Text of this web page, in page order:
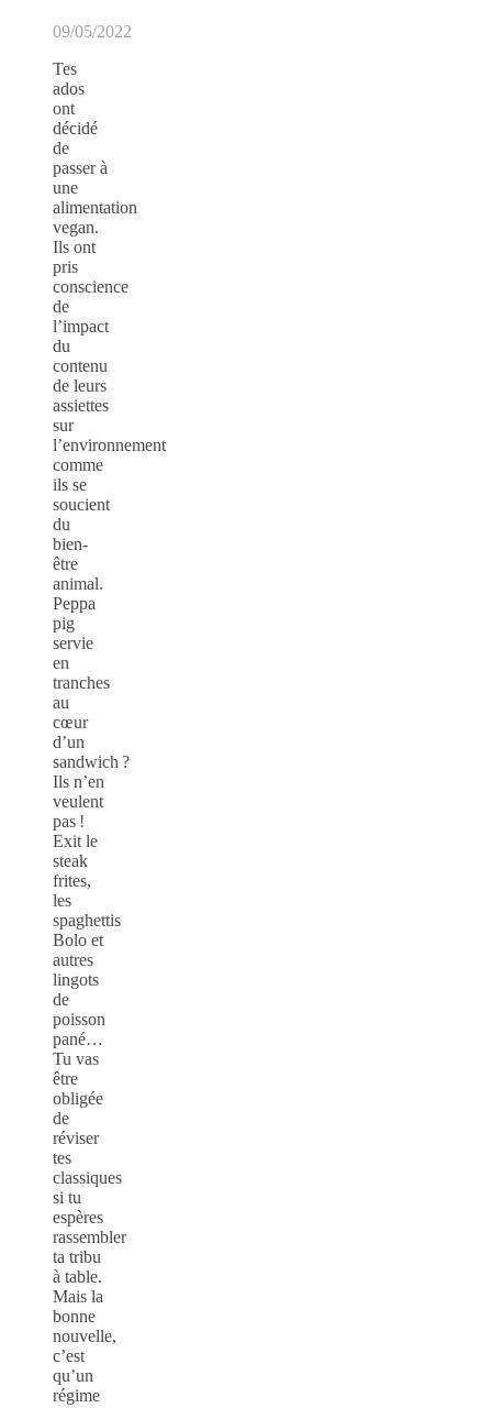
09/05/2022
Tes
ados
ont
décidé
de
passer à
une
alimentation
vegan.
Ils ont
pris
conscience
de
l’impact
du
contenu
de leurs
assiettes
sur
l’environnement
comme
ils se
soucient
du
bien-
être
animal.
Peppa
pig
servie
en
tranches
au
cœur
d’un
sandwich ?
Ils n’en
veulent
pas !
Exit le
steak
frites,
les
spaghettis
Bolo et
autres
lingots
de
poisson
pané…
Tu vas
être
obligée
de
réviser
tes
classiques
si tu
espères
rassembler
ta tribu
à table.
Mais la
bonne
nouvelle,
c’est
qu’un
régime